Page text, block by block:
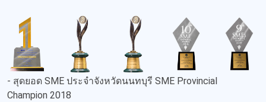
- สุดยอด SME ประจำจังหวัดนนทบุรี SME Provincial
Champion 2018